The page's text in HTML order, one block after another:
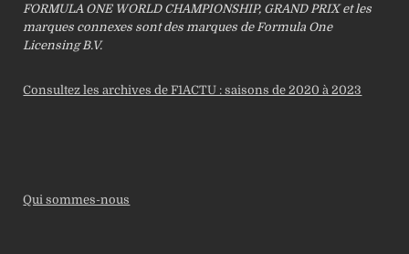
FORMULA ONE WORLD CHAMPIONSHIP, GRAND PRIX et les
marques connexes sont des marques de Formula One
Licensing B.V.
Consultez les archives de F1ACTU : saisons de 2020 à 2023
Qui sommes-nous